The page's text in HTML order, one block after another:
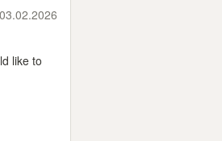
03.02.2026
like to